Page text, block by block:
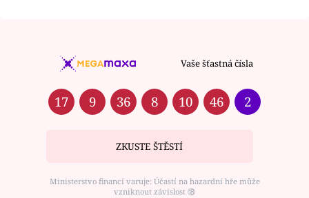
Vaše šťastná čísla
17 9 36 8 10 46 2
ZKUSTE ŠTĚSTÍ
Ministerstvo financí varuje: Účastí na hazardní hře může
vzniknout závislost ⑱